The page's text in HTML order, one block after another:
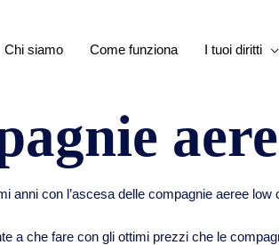
Chi siamo Come funziona I tuoi diritti
anni con l’ascesa delle compagnie aeree low
a che fare con gli ottimi prezzi che le